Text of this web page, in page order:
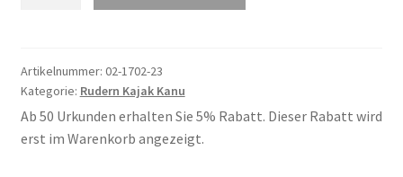
Artikelnummer: 02-1702-23
Kategorie: Rudern Kajak Kanu
Ab 50 Urkunden erhalten Sie 5% Rabatt. Dieser Rabatt wird
erst im Warenkorb angezeigt.